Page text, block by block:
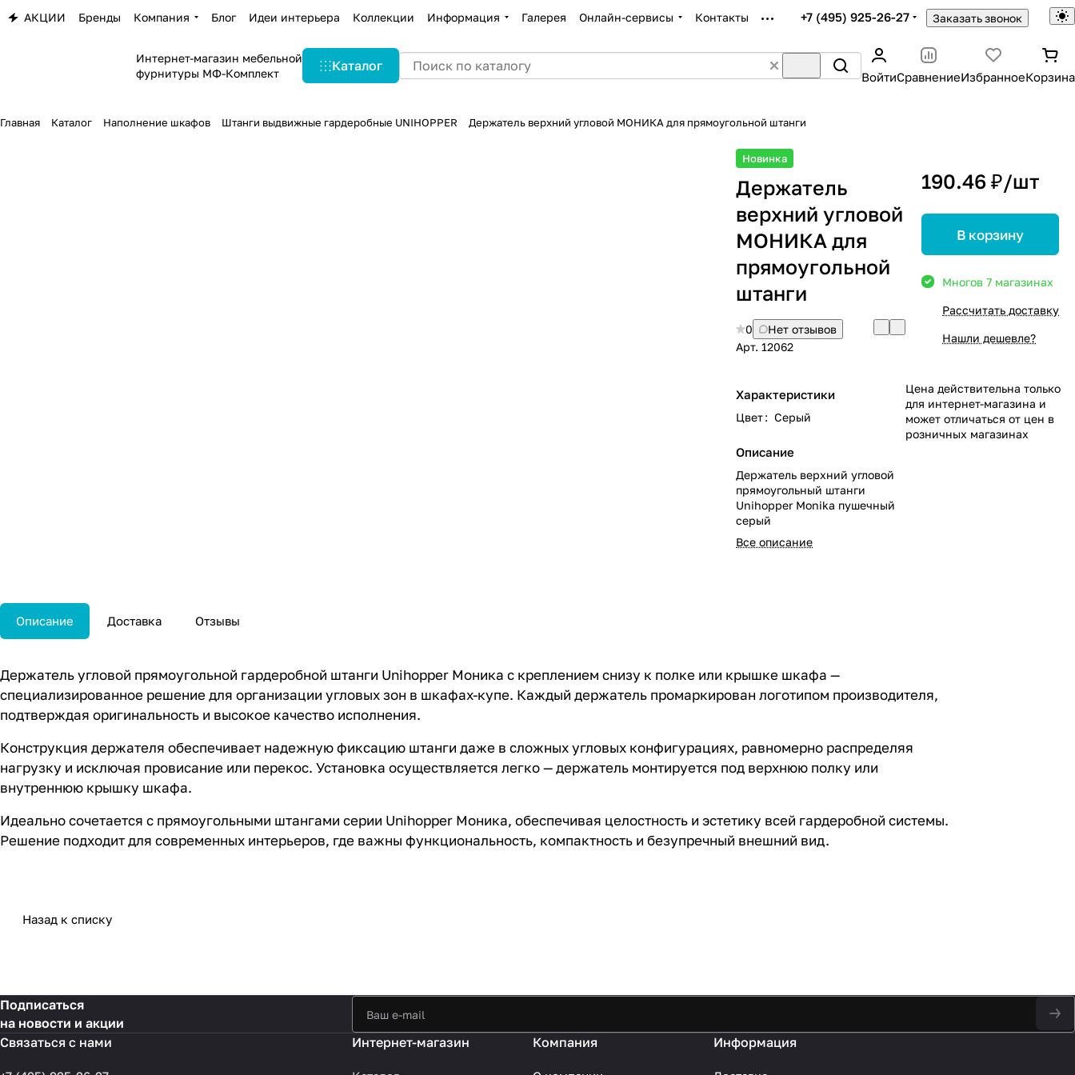
АКЦИИ Бренды Компания Блог Идеи интерьера Коллекции Информация Галерея Онлайн-сервисы Контакты +7 (495) 925-26-27 Заказать звонок
Интернет-магазин мебельной
фурнитуры МФ-Комплект
Каталог
ВойтиСравнениеИзбранноеКорзина
Главная Каталог Наполнение шкафов Штанги выдвижные гардеробные UNIHOPPER Держатель верхний угловой МОНИКА для прямоугольной штанги
Новинка
Держатель
верхний угловой
МОНИКА для
прямоугольной
штанги
0
Нет отзывов
Арт. 12062
Характеристики
Цвет: Серый
Описание
Держатель верхний угловой
прямоугольный штанги
Unihopper Monika пушечный
серый
Все описание
190.46 ₽/шт
В корзину
Многов 7 магазинах
Рассчитать доставку
Нашли дешевле?
Цена действительна только
для интернет-магазина и
может отличаться от цен в
розничных магазинах
Описание Доставка Отзывы
Держатель угловой прямоугольной гардеробной штанги Unihopper Моника с креплением снизу к полке или крышке шкафа —
специализированное решение для организации угловых зон в шкафах-купе. Каждый держатель промаркирован логотипом производителя,
подтверждая оригинальность и высокое качество исполнения.
Конструкция держателя обеспечивает надежную фиксацию штанги даже в сложных угловых конфигурациях, равномерно распределяя
нагрузку и исключая провисание или перекос. Установка осуществляется легко — держатель монтируется под верхнюю полку или
внутреннюю крышку шкафа.
Идеально сочетается с прямоугольными штангами серии Unihopper Моника, обеспечивая целостность и эстетику всей гардеробной системы.
Решение подходит для современных интерьеров, где важны функциональность, компактность и безупречный внешний вид.
Назад к списку
Подписаться
на новости и акции
Связаться с нами
Интернет-магазин Компания Информация